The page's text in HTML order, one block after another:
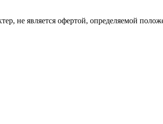
не является офертой, определяемой